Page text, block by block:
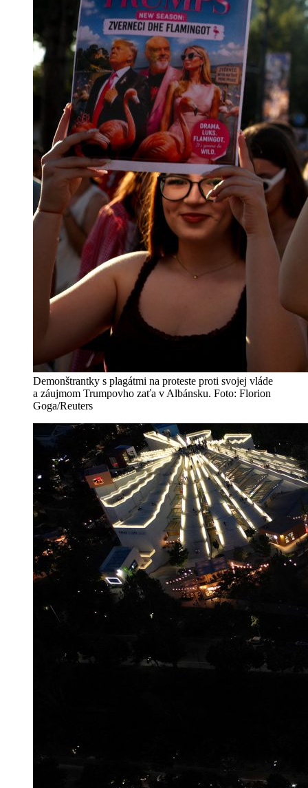
Demonštrantky s plagátmi na proteste proti svojej vláde
a záujmom Trumpovho zaťa v Albánsku. Foto: Florion
Goga/Reuters